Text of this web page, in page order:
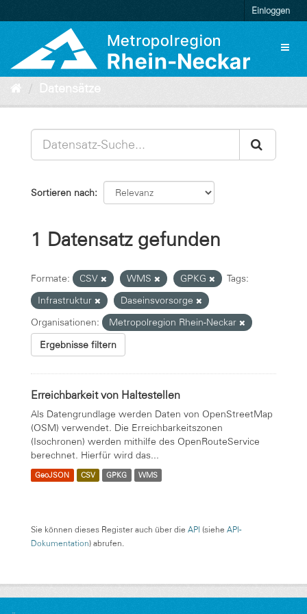
zum
Einloggen
Datensätze
Sortieren nach
1 Datensatz gefunden
Formate: CSV WMS GPKG
Tags:
Infrastruktur
Daseinsvorsorge
Organisationen:
Metropolregion Rhein-Neckar
Ergebnisse filtern
Erreichbarkeit von Haltestellen
Als Datengrundlage werden Daten von OpenStreetMap
(OSM) verwendet. Die Erreichbarkeitszonen
(Isochronen) werden mithilfe des OpenRouteService
berechnet. Hierfür wird das...
GeoJSON CSV GPKG WMS
Sie können dieses Register auch über die API (siehe API-
Dokumentation) abrufen.